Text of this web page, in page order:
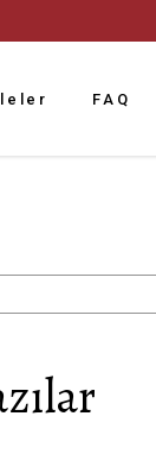
FAQ